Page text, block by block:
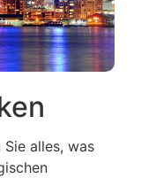
alles, was